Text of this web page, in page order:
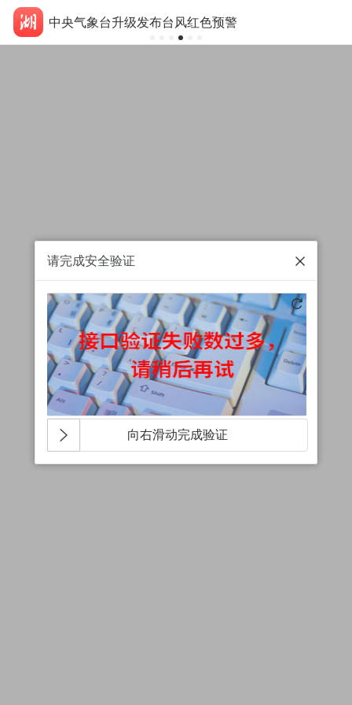
中央气象台升级发布台风红色预警
请完成安全验证
向右滑动完成验证